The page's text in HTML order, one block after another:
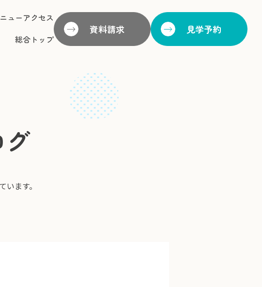
ューアクセス
総合トップ
資料請求 見学予約
います。